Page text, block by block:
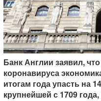
Банк Англии заявил,
коронавируса
итогам года упасть на
крупнейшей с 1709